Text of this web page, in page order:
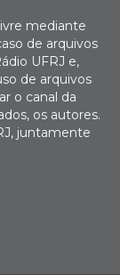
mediante
de arquivos
UFRJ e,
de arquivos
o canal da
os autores.
juntamente